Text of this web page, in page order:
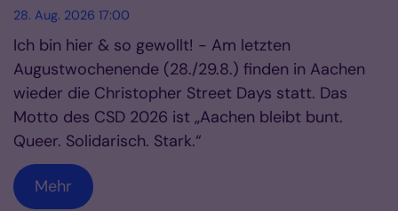
28. Aug. 2026 17:00
Ich bin hier & so gewollt! - Am letzten
Augustwochenende (28./29.8.) finden in Aachen
wieder die Christopher Street Days statt. Das
Motto des CSD 2026 ist „Aachen bleibt bunt.
Queer. Solidarisch. Stark.“
Mehr